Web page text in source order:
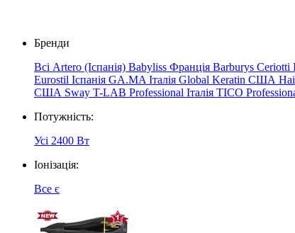
Бренди
Всі Artero (Іспанія) Babyliss Франція Barburys Ceriotti
Eurostil Іспанія GA.MA Італія Global Keratin США
США Sway T-LAB Professional Італія TICO
Потужність:
Усі 2400 Вт
Іонізація:
Все є